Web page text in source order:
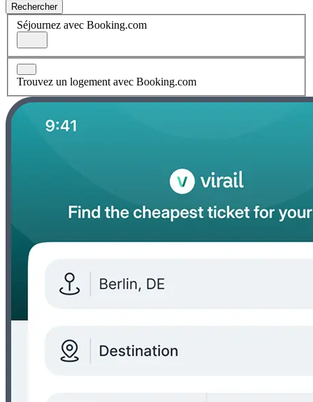
Rechercher
Séjournez avec Booking.com
Trouvez un logement avec Booking.com